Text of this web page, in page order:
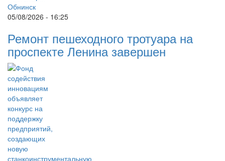
05/08/2026 - 16:25
Ремонт пешеходного тротуара на
проспекте Ленина завершен